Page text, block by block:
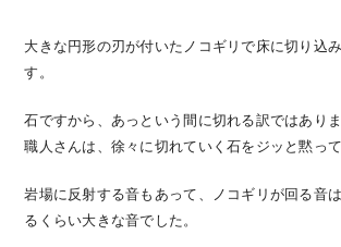
大きな円形の刃が付いたノコギリで床に切り込
す。
石ですから、あっという間に切れる訳ではありま
職人さんは、徐々に切れていく石をジッと黙っ
岩場に反射する音もあって、ノコギリが回る音
るくらい大きな音でした。